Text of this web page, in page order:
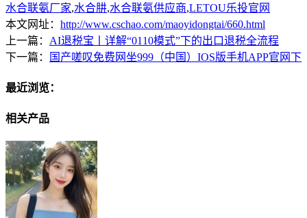
水合联氨厂家,水合肼,水合联氨供应商,LETOU乐投官网
本文网址： http://www.cschao.com/maoyidongtai/660.html
上一篇： AI退税宝丨详解“0110模式”下的出口退税全流程
下一篇：
国产嗟叹免费网坐999（中国）IOS版手机APP官网下
最近浏览：
相关产品